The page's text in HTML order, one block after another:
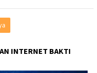
INTERNET BAKTI